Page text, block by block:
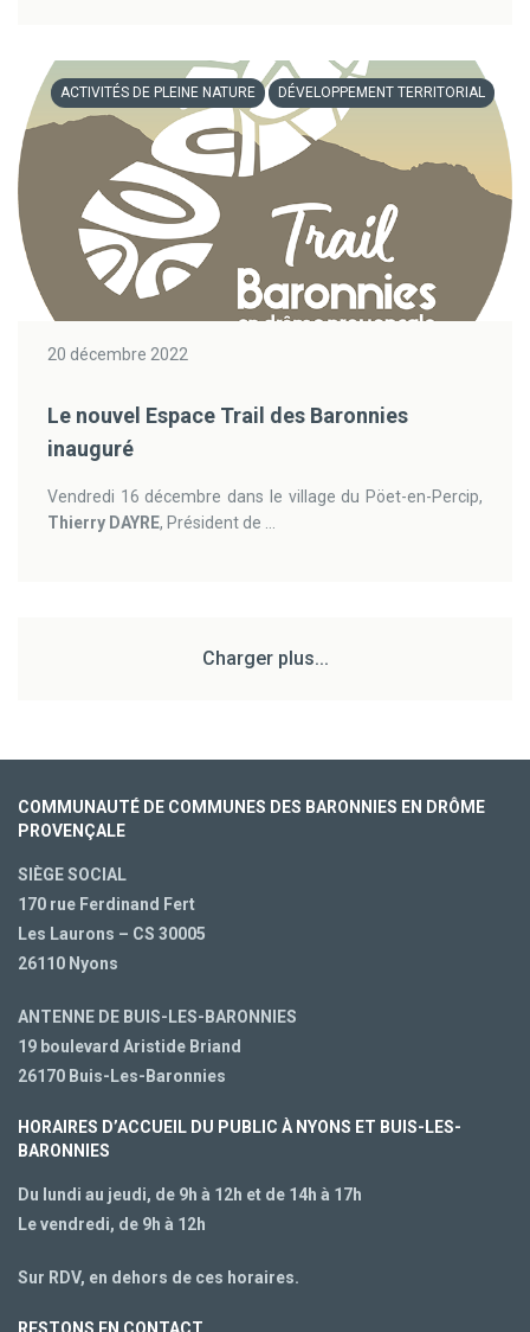
ACTIVITÉS DE PLEINE NATURE DÉVELOPPEMENT TERRITORIAL
20 décembre 2022
Le nouvel Espace Trail des Baronnies
inauguré
Vendredi 16 décembre dans le village du Pöet-en-Percip,
Thierry DAYRE, Président de ...
Charger plus...
COMMUNAUTÉ DE COMMUNES DES BARONNIES EN DRÔME
PROVENÇALE
SIÈGE SOCIAL
170 rue Ferdinand Fert
Les Laurons – CS 30005
26110 Nyons
ANTENNE DE BUIS-LES-BARONNIES
19 boulevard Aristide Briand
26170 Buis-Les-Baronnies
HORAIRES D’ACCUEIL DU PUBLIC À NYONS ET BUIS-LES-
BARONNIES
Du lundi au jeudi, de 9h à 12h et de 14h à 17h
Le vendredi, de 9h à 12h
Sur RDV, en dehors de ces horaires.